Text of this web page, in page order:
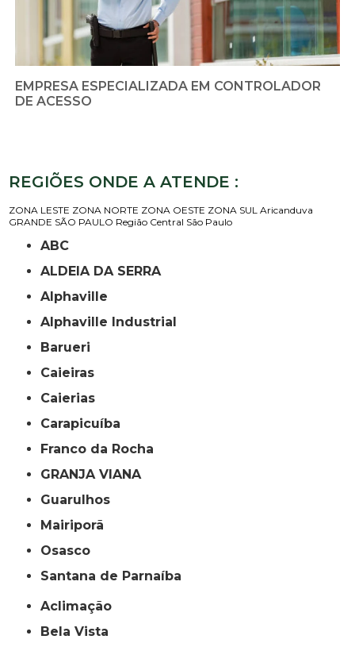
EMPRESA ESPECIALIZADA EM CONTROLADOR
DE ACESSO
REGIÕES ONDE A ATENDE :
ZONA LESTE ZONA NORTE ZONA OESTE ZONA SUL Aricanduva
GRANDE SÃO PAULO Região Central São Paulo
ABC
ALDEIA DA SERRA
Alphaville
Alphaville Industrial
Barueri
Caieiras
Caierias
Carapicuíba
Franco da Rocha
GRANJA VIANA
Guarulhos
Mairiporã
Osasco
Santana de Parnaíba
Aclimação
Bela Vista